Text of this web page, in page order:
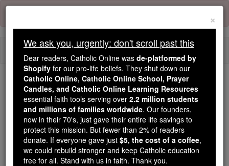
Skip
content
We ask you, urgently: don't scroll past this
Dear readers, Catholic Online
wasde-platformed by Shopify
for our pro-life beliefs. They
shut down ourCatholic
Online, Catholic Online School, Prayer Candles, and
×
We ask you, urgently: don't scroll past this
Dear readers, Catholic Online was de-platformed by
Shopify for our pro-life beliefs. They shut down our
Catholic Online, Catholic Online School, Prayer
Candles, and Catholic Online Learning Resources
essential faith tools serving over 2.2 million students
and millions of families worldwide. Our founders,
now in their 70's, just gave their entire life savings to
protect this mission. But fewer than 2% of readers
donate. If everyone gave just $5, the cost of a coffee,
we could rebuild stronger and keep Catholic education
free for all. Stand with us in faith. Thank you.